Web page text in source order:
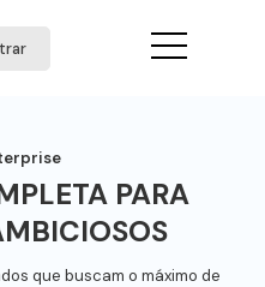
PARA
que buscam o máximo de